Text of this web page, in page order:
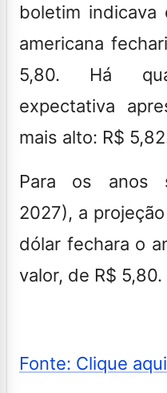
boletim
americana
5,80. Há
expectativa
mais alto: R$
Para os anos
2027), a
dólar fechara o
valor, de R$ 5,80.
Fonte: Clique aqui